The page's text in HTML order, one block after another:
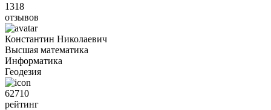
1318
отзывов
Константин Николаевич
Высшая математика
Информатика
Геодезия
62710
рейтинг